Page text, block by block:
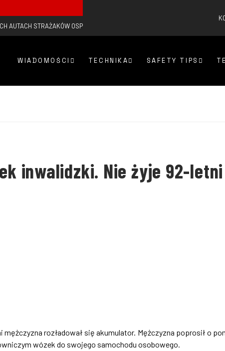
AUTACH STRAŻAKÓW OSP
WIADOMOŚCI TECHNIKA SAFETY TIPS
inwalidzki. Nie żyje 92-letni
rozładował się akumulator. Mężczyzna poprosił o
wózek do swojego samochodu osobowego.